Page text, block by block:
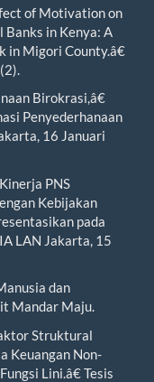
of Motivation on
Banks in Kenya: A
in Migori County.â€
Birokrasi,â€
Penyederhanaan
16 Januari
PNS
Kebijakan
pada
LAN Jakarta, 15
dan
Mandar Maju.
Struktural
Keuangan Non-
Lini.â€ Tesis